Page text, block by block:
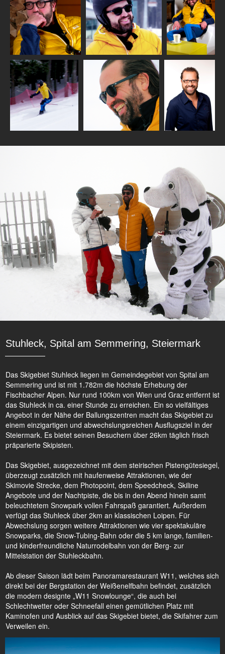
Stuhleck, Spital am Semmering, Steiermark
Das Skigebiet Stuhleck liegen im Gemeindegebiet von Spital am
Semmering und ist mit 1.782m die höchste Erhebung der
Fischbacher Alpen. Nur rund 100km von Wien und Graz entfernt ist
das Stuhleck in ca. einer Stunde zu erreichen. Ein so vielfältiges
Angebot in der Nähe der Ballungszentren macht das Skigebiet zu
einem einzigartigen und abwechslungsreichen Ausflugsziel in der
Steiermark. Es bietet seinen Besuchern über 26km täglich frisch
präparierte Skipisten.
Das Skigebiet, ausgezeichnet mit dem steirischen Pistengütesiegel,
überzeugt zusätzlich mit haufenweise Attraktionen, wie der
Skimovie Strecke, dem Photopoint, dem Speedcheck, Skiline
Angebote und der Nachtpiste, die bis in den Abend hinein samt
beleuchtetem Snowpark vollen Fahrspaß garantiert. Außerdem
verfügt das Stuhleck über 2km an klassischen Loipen. Für
Abwechslung sorgen weitere Attraktionen wie vier spektakuläre
Snowparks, die Snow-Tubing-Bahn oder die 5 km lange, familien-
und kinderfreundliche Naturrodelbahn von der Berg- zur
Mittelstation der Stuhleckbahn.
Ab dieser Saison lädt beim Panoramarestaurant W11, welches sich
direkt bei der Bergstation der Weißenelfbahn befindet, zusätzlich
die modern designte „W11 Snowlounge“, die auch bei
Schlechtwetter oder Schneefall einen gemütlichen Platz mit
Kaminofen und Ausblick auf das Skigebiet bietet, die Skifahrer zum
Verweilen ein.